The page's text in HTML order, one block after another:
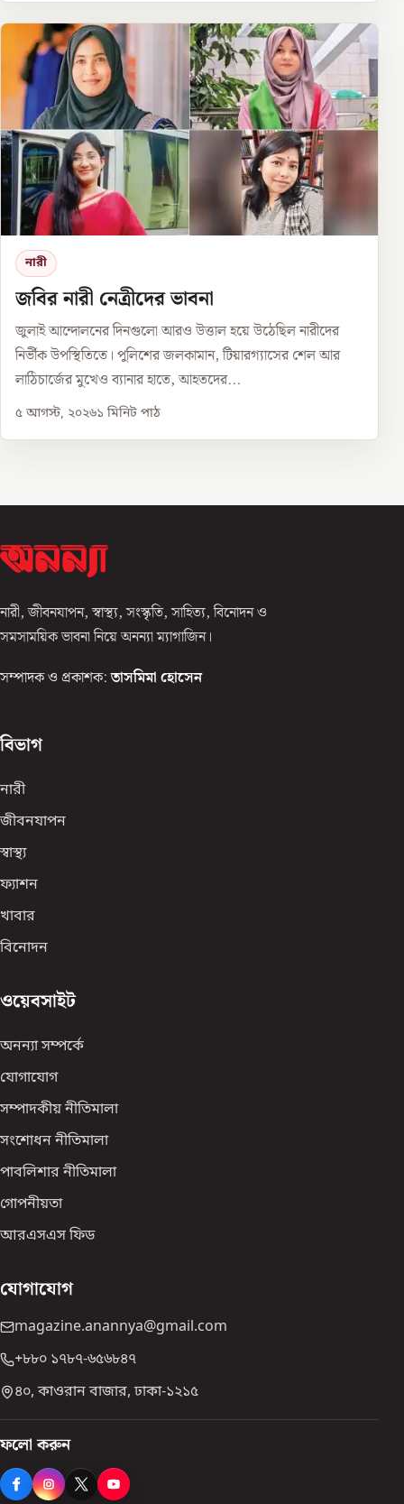
নারী
জবির নারী নেত্রীদের ভাবনা
জুলাই আন্দোলনের দিনগুলো আরও উত্তাল হয়ে উঠেছিল নারীদের
নির্ভীক উপস্থিতিতে। পুলিশের জলকামান, টিয়ারগ্যাসের শেল আর
লাঠিচার্জের মুখেও ব্যানার হাতে, আহতদের...
৫ আগস্ট, ২০২৬১ মিনিট পাঠ
নারী, জীবনযাপন, স্বাস্থ্য, সংস্কৃতি, সাহিত্য, বিনোদন ও
সমসাময়িক ভাবনা নিয়ে অনন্যা ম্যাগাজিন।
সম্পাদক ও প্রকাশক: তাসমিমা হোসেন
বিভাগ
নারী
জীবনযাপন
স্বাস্থ্য
ফ্যাশন
খাবার
বিনোদন
ওয়েবসাইট
অনন্যা সম্পর্কে
যোগাযোগ
সম্পাদকীয় নীতিমালা
সংশোধন নীতিমালা
পাবলিশার নীতিমালা
গোপনীয়তা
আরএসএস ফিড
যোগাযোগ
magazine.anannya@gmail.com
+৮৮০ ১৭৮৭-৬৫৬৮৪৭
৪০, কাওরান বাজার, ঢাকা-১২১৫
ফলো করুন